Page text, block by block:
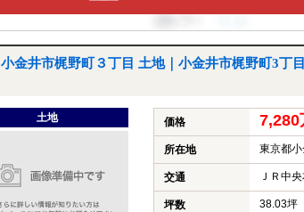
小金井市梶野町３丁目 土地｜小金井市梶野町3丁
土地 価格 7,280
所在地 東京都
交通 ＪＲ中
坪数 38.03坪